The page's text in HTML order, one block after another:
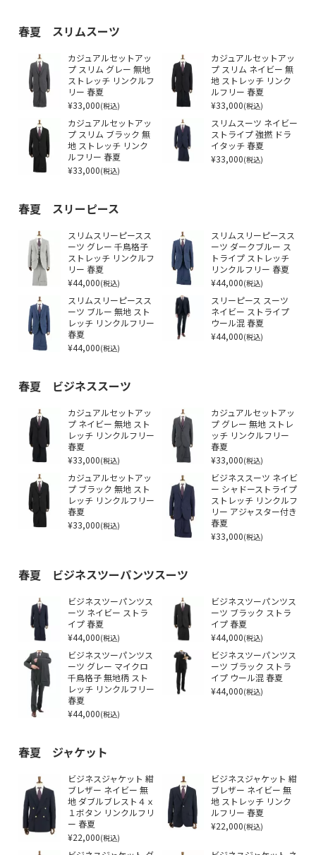
春夏 スリムスーツ
カジュアルセットアッ
プ スリム グレー 無地
ストレッチ リンクルフ
リー 春夏
¥33,000(税込)
カジュアルセットアッ
プ スリム ネイビー 無
地 ストレッチ リンク
ルフリー 春夏
¥33,000(税込)
カジュアルセットアッ
プ スリム ブラック 無
地 ストレッチ リンク
ルフリー 春夏
¥33,000(税込)
スリムスーツ ネイビー
ストライプ 強撚 ドラ
イタッチ 春夏
¥33,000(税込)
春夏 スリーピース
スリムスリーピースス
ーツ グレー 千鳥格子
ストレッチ リンクルフ
リー 春夏
¥44,000(税込)
スリムスリーピースス
ーツ ダークブルー ス
トライプ ストレッチ
リンクルフリー 春夏
¥44,000(税込)
スリムスリーピースス
ーツ ブルー 無地 スト
レッチ リンクルフリー
春夏
¥44,000(税込)
スリーピース スーツ
ネイビー ストライプ
ウール混 春夏
¥44,000(税込)
春夏 ビジネススーツ
カジュアルセットアッ
プ ネイビー 無地 スト
レッチ リンクルフリー
春夏
¥33,000(税込)
カジュアルセットアッ
プ グレー 無地 ストレ
ッチ リンクルフリー
春夏
¥33,000(税込)
カジュアルセットアッ
プ ブラック 無地 スト
レッチ リンクルフリー
春夏
¥33,000(税込)
ビジネススーツ ネイビ
ー シャドーストライプ
ストレッチ リンクルフ
リー アジャスター付き
春夏
¥33,000(税込)
春夏 ビジネスツーパンツスーツ
ビジネスツーパンツス
ーツ ネイビー ストラ
イプ 春夏
¥44,000(税込)
ビジネスツーパンツス
ーツ ブラック ストラ
イプ 春夏
¥44,000(税込)
ビジネスツーパンツス
ーツ グレー マイクロ
千鳥格子 無地柄 スト
レッチ リンクルフリー
春夏
¥44,000(税込)
ビジネスツーパンツス
ーツ ブラック ストラ
イプ ウール混 春夏
¥44,000(税込)
春夏 ジャケット
ビジネスジャケット 紺
ブレザー ネイビー 無
地 ダブルブレスト４ｘ
１ボタン リンクルフリ
ー 春夏
¥22,000(税込)
ビジネスジャケット 紺
ブレザー ネイビー 無
地 ストレッチ リンク
ルフリー 春夏
¥22,000(税込)